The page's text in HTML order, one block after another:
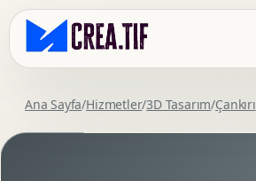
Ana Sayfa/Hizmetler/3D Tasarım/Çankırı